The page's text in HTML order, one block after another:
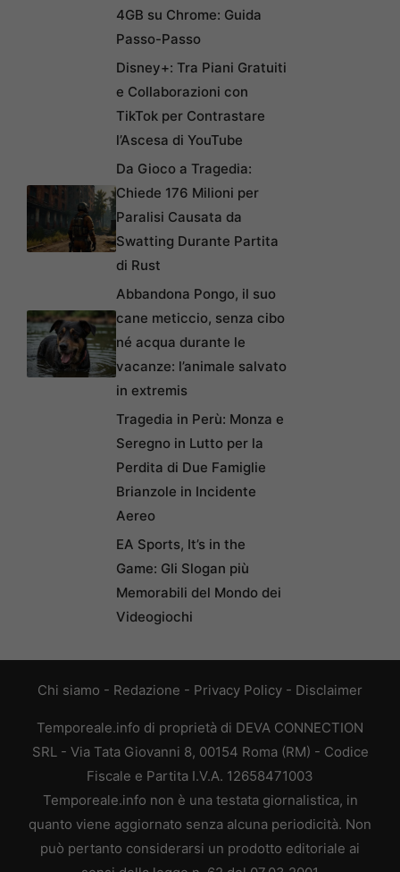
4GB su Chrome: Guida
Passo-Passo
Disney+: Tra Piani Gratuiti
e Collaborazioni con
TikTok per Contrastare
l’Ascesa di YouTube
Da Gioco a Tragedia:
Chiede 176 Milioni per
Paralisi Causata da
Swatting Durante Partita
di Rust
Abbandona Pongo, il suo
cane meticcio, senza cibo
né acqua durante le
vacanze: l’animale salvato
in extremis
Tragedia in Perù: Monza e
Seregno in Lutto per la
Perdita di Due Famiglie
Brianzole in Incidente
Aereo
EA Sports, It’s in the
Game: Gli Slogan più
Memorabili del Mondo dei
Videogiochi
Chi siamo - Redazione - Privacy Policy - Disclaimer
Temporeale.info di proprietà di DEVA CONNECTION
SRL - Via Tata Giovanni 8, 00154 Roma (RM) - Codice
Fiscale e Partita I.V.A. 12658471003
Temporeale.info non è una testata giornalistica, in
quanto viene aggiornato senza alcuna periodicità. Non
può pertanto considerarsi un prodotto editoriale ai